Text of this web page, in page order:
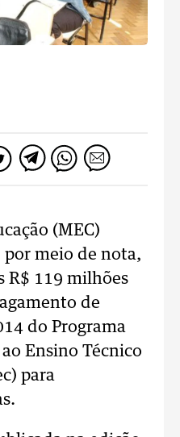
(MEC)
meio de nota,
R$ 119 milhões
de
do Programa
Ensino Técnico
para